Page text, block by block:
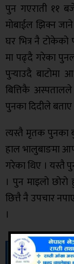
पुन गएराती ११
मोबाईल झिक्न
घर भित्र नै टोकेको
मा पढ्दै गरेका
पुर्‍याउदै बाटाेमा
बित्तिकै
पुनका दिदीले बताए
त्यस्तै मृतक पुनका
हाल भालुबाङमा
गरेका थिए । यस्तै
। पुन माइलो
छित्तै नै उपचार
।